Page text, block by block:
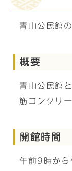
青山公民館
概要
青山公民館
筋コンクリ
開館時間
午前9時か